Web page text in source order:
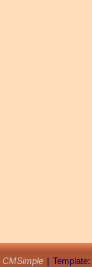
CMSimple | Template: